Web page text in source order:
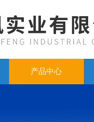
产品中心